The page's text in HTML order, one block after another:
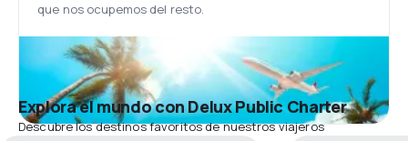
que nos ocupemos del resto.
Explora el mundo con Delux Public Charter
Descubre los destinos favoritos de nuestros viajeros